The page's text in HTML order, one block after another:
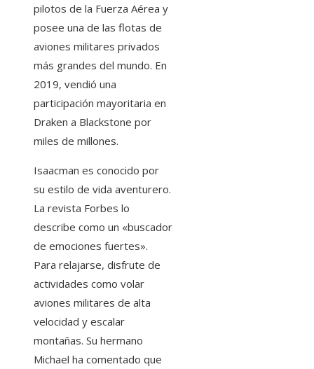
pilotos de la Fuerza Aérea y
posee una de las flotas de
aviones militares privados
más grandes del mundo. En
2019, vendió una
participación mayoritaria en
Draken a Blackstone por
miles de millones.
Isaacman es conocido por
su estilo de vida aventurero.
La revista Forbes lo
describe como un «buscador
de emociones fuertes».
Para relajarse, disfrute de
actividades como volar
aviones militares de alta
velocidad y escalar
montañas. Su hermano
Michael ha comentado que